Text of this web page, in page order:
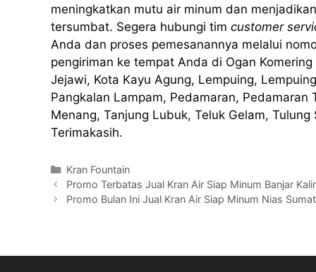
meningkatkan mutu air minum dan
tersumbat. Segera hubungi tim customer
Anda dan proses pemesanannya melalui
pengiriman ke tempat Anda di Ogan
Jejawi, Kota Kayu Agung, Lempuing,
Pangkalan Lampam, Pedamaran, Pedamaran
Menang, Tanjung Lubuk, Teluk Gelam,
Terimakasih.
Kategori
Kran Fountain
Promo Terbatas Jual Kran Air Siap Minum Banjar
Promo Bulan Ini Jual Kran Air Siap Minum Nias